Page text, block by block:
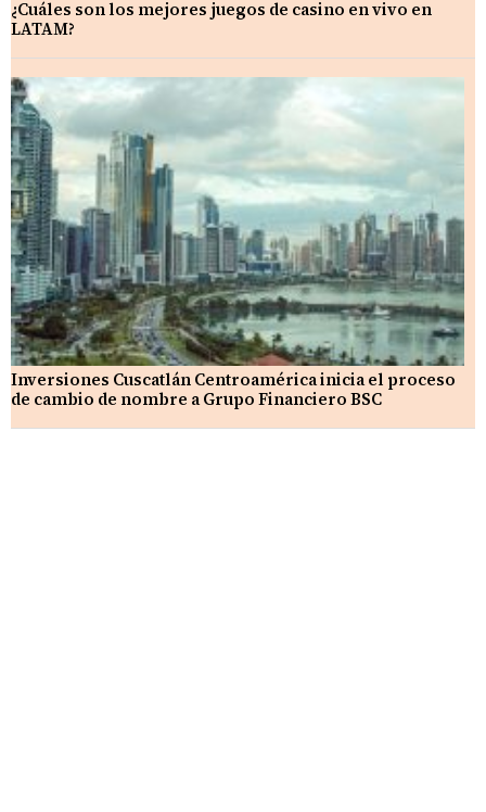
¿Cuáles son los mejores juegos de casino en vivo en
LATAM?
Inversiones Cuscatlán Centroamérica inicia el proceso
de cambio de nombre a Grupo Financiero BSC